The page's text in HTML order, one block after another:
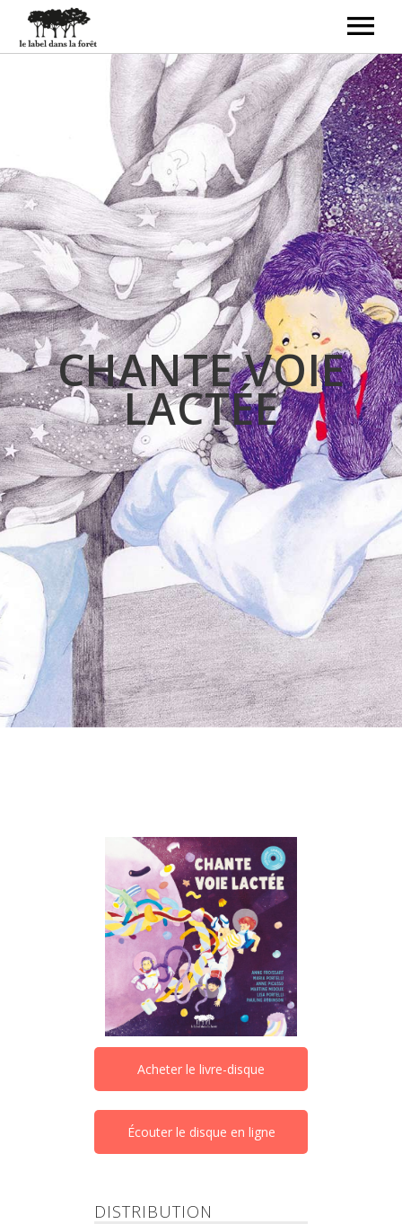
ACCUEIL
LE LABEL
LIVRES-DISQUES
CRÉATEURS
CONTACT
BOUTIQUE
CHANTE VOIE
LACTÉE
Acheter le livre-disque
Écouter le disque en ligne
DISTRIBUTION